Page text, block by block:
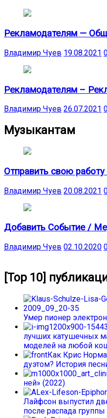
Рекламодателям —
Владимир Чуев 19.08.2021
Рекламодателям –
Владимир Чуев 26.07.2021
Музыкантам
Отправить свою
Владимир Чуев 20.08.2021
Добавить Событие /
Владимир Чуев 02.10.2020
[Top 10]
Умер пионер
лучших катушечных
моделей на любой
Как Крис
дуэтом? История
ней» (2022)
Лайфсон выпустил
после распада группы